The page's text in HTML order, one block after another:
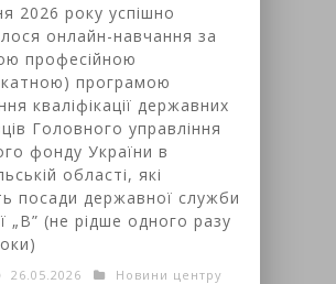
2026 року успішно
онлайн-навчання за
професійною
програмою
кваліфікації державних
Головного управління
фонду України в
області, які
посади державної служби
„В” (не рідше одного разу
26.05.2026 Новини центру